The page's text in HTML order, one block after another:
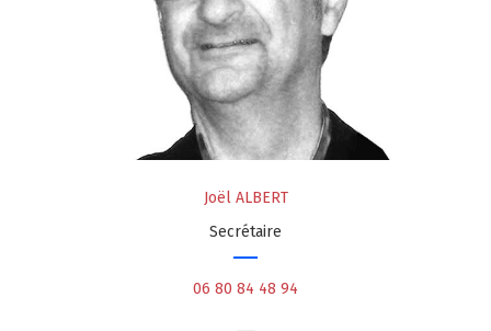
Joël ALBERT
Secrétaire
06 80 84 48 94